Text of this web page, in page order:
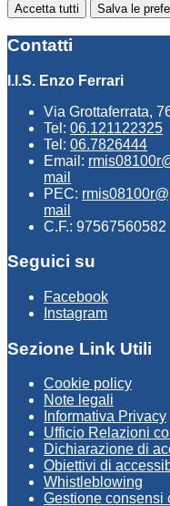
Accetta tutti Salva le
Contatti
I.I.S. Enzo Ferrari
Via Grottaferrata,
Tel: 06.121122325
Tel: 06.7826444
Email:
mail
PEC:
mail
C.F.: 97567560582
Seguici su
Facebook
Instagram
Sezione Link Utili
Cookie policy
Note legali
Informativa Privacy
Ufficio Relazioni
Dichiarazione di
Obiettivi di
Whistleblowing
Gestione consensi